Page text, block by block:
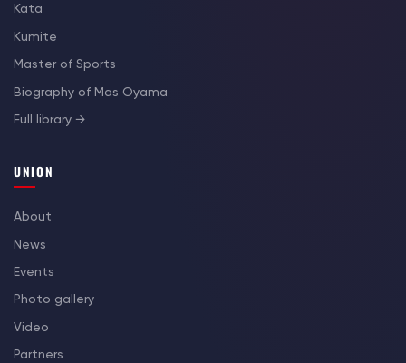
Kata
Kumite
Master of Sports
Biography of Mas Oyama
Full library →
UNION
About
News
Events
Photo gallery
Video
Partners